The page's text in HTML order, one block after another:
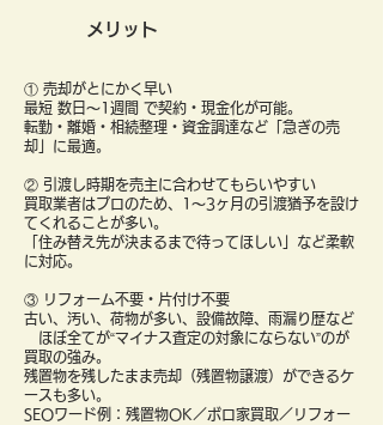
メリット
① 売却がとにかく早い
最短 数日〜1週間 で契約・現金化が可能。
転勤・離婚・相続整理・資金調達など「急ぎの売
却」に最適。
② 引渡し時期を売主に合わせてもらいやすい
買取業者はプロのため、1〜3ヶ月の引渡猶予を設け
てくれることが多い。
「住み替え先が決まるまで待ってほしい」など柔軟
に対応。
③ リフォーム不要・片付け不要
古い、汚い、荷物が多い、設備故障、雨漏り歴など
ほぼ全てが“マイナス査定の対象にならない”のが
買取の強み。
残置物を残したまま売却（残置物譲渡）ができるケ
ースも多い。
SEOワード例：残置物OK／ボロ家買取／リフォー